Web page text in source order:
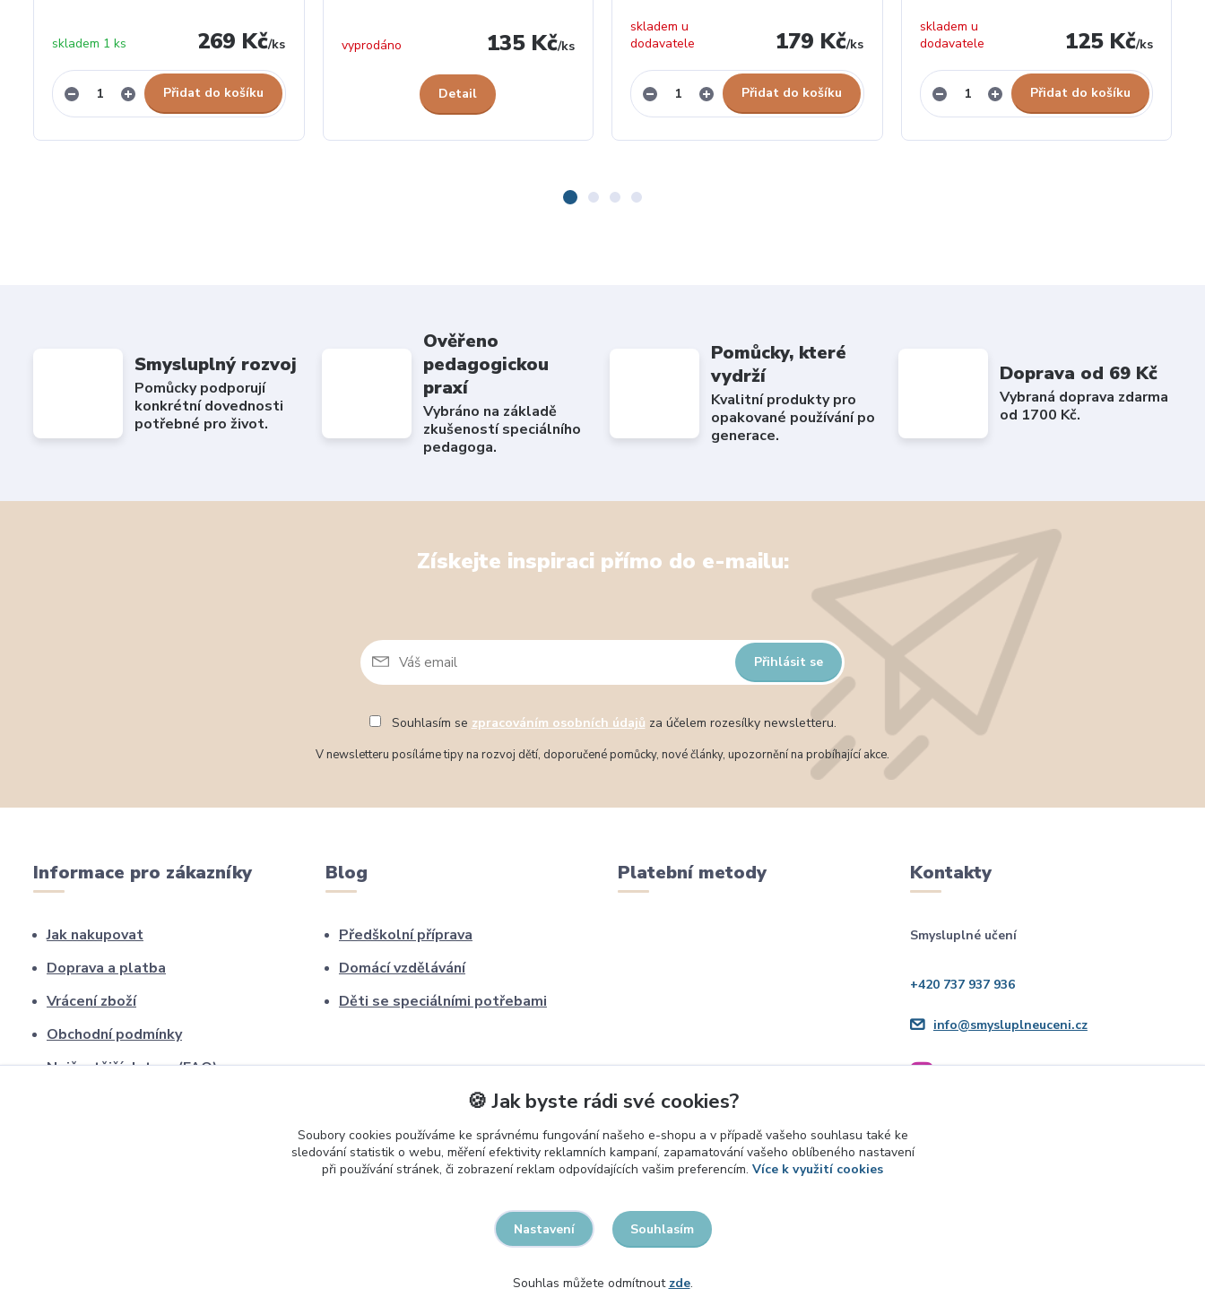
269 Kč/ks
skladem 1 ks
Přidat do košíku
135 Kč/ks
vyprodáno
Detail
179 Kč/ks
skladem u
dodavatele
Přidat do košíku
125 Kč/ks
skladem u
dodavatele
Přidat do košíku
Smysluplný rozvoj
Pomůcky podporují
konkrétní dovednosti
potřebné pro život.
Ověřeno
pedagogickou
praxí
Vybráno na základě
zkušeností speciálního
pedagoga.
Pomůcky, které
vydrží
Kvalitní produkty pro
opakované používání po
generace.
Doprava od 69 Kč
Vybraná doprava zdarma
od 1700 Kč.
Získejte inspiraci přímo do e-mailu:
Přihlásit se
Souhlasím se zpracováním osobních údajů za účelem rozesílky newsletteru.
V newsletteru posíláme tipy na rozvoj dětí, doporučené pomůcky, nové články, upozornění na probíhající akce.
Informace pro zákazníky
Jak nakupovat
Doprava a platba
Vrácení zboží
Obchodní podmínky
Nejčastější dotazy (FAQ)
Blog
Předškolní příprava
Domácí vzdělávání
Děti se speciálními potřebami
Platební metody Kontakty
Smysluplné učení
+420 737 937 936
info@smysluplneuceni.cz
🍪 Jak byste rádi své cookies?
Soubory cookies používáme ke správnému fungování našeho e-shopu a v případě vašeho souhlasu také ke
sledování statistik o webu, měření efektivity reklamních kampaní, zapamatování vašeho oblíbeného nastavení
při používání stránek, či zobrazení reklam odpovídajících vašim preferencím. Více k využití cookies
Nastavení Souhlasím
Souhlas můžete odmítnout zde.